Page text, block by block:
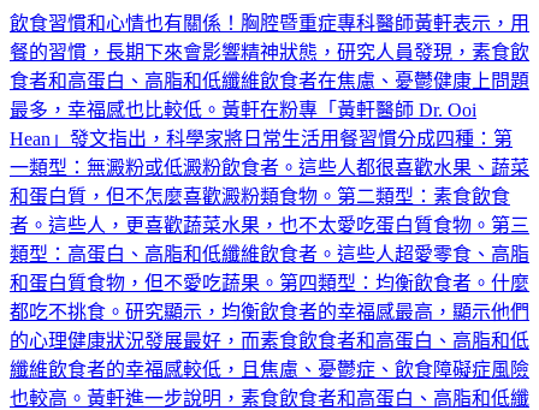
飲食習慣和心情也有關係！胸腔暨重症專科醫師黃軒表示，用
餐的習慣，長期下來會影響精神狀態，研究人員發現，素食飲
食者和高蛋白、高脂和低纖維飲食者在焦慮、憂鬱健康上問題
最多，幸福感也比較低。黃軒在粉專「黃軒醫師 Dr. Ooi
Hean」發文指出，科學家將日常生活用餐習慣分成四種：第
一類型：無澱粉或低澱粉飲食者。這些人都很喜歡水果、蔬菜
和蛋白質，但不怎麼喜歡澱粉類食物。第二類型：素食飲食
者。這些人，更喜歡蔬菜水果，也不太愛吃蛋白質食物。第三
類型：高蛋白、高脂和低纖維飲食者。這些人超愛零食、高脂
和蛋白質食物，但不愛吃蔬果。第四類型：均衡飲食者。什麼
都吃不挑食。研究顯示，均衡飲食者的幸福感最高，顯示他們
的心理健康狀況發展最好，而素食飲食者和高蛋白、高脂和低
纖維飲食者的幸福感較低，且焦慮、憂鬱症、飲食障礙症風險
也較高。黃軒進一步說明，素食飲食者和高蛋白、高脂和低纖